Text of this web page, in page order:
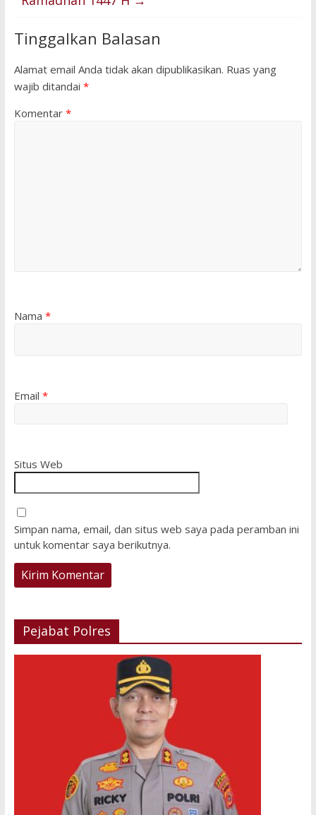
Tinggalkan Balasan
Alamat email Anda tidak akan dipublikasikan. Ruas yang
wajib ditandai *
Komentar *
Nama *
Email *
Situs Web
Simpan nama, email, dan situs web saya pada peramban ini
untuk komentar saya berikutnya.
Pejabat Polres